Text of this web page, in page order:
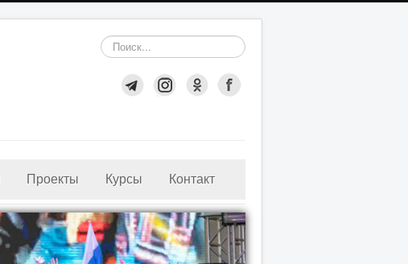
Искать...
Проекты Курсы Контакт